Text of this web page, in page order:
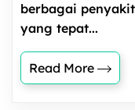
berbagai
yang tepat...
Read More